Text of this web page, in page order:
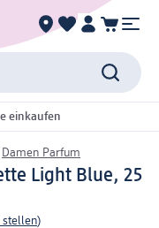
einkaufen
Damen Parfum
Light Blue, 25
stellen)